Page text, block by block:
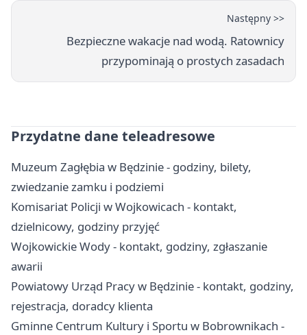
Następny >>
Bezpieczne wakacje nad wodą. Ratownicy
przypominają o prostych zasadach
Przydatne dane teleadresowe
Muzeum Zagłębia w Będzinie - godziny, bilety,
zwiedzanie zamku i podziemi
Komisariat Policji w Wojkowicach - kontakt,
dzielnicowy, godziny przyjęć
Wojkowickie Wody - kontakt, godziny, zgłaszanie
awarii
Powiatowy Urząd Pracy w Będzinie - kontakt, godziny,
rejestracja, doradcy klienta
Gminne Centrum Kultury i Sportu w Bobrownikach -